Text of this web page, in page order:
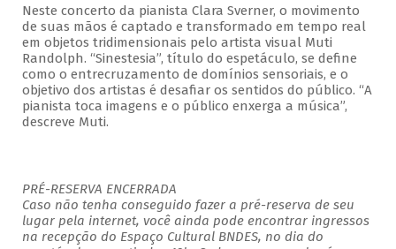
Neste concerto da pianista Clara Sverner, o movimento
de suas mãos é captado e transformado em tempo real
em objetos tridimensionais pelo artista visual Muti
Randolph. “Sinestesia”, título do espetáculo, se define
como o entrecruzamento de domínios sensoriais, e o
objetivo dos artistas é desafiar os sentidos do público. “A
pianista toca imagens e o público enxerga a música”,
descreve Muti.
PRÉ-RESERVA ENCERRADA
Caso não tenha conseguido fazer a pré-reserva de seu
lugar pela internet, você ainda pode encontrar ingressos
na recepção do Espaço Cultural BNDES, no dia do